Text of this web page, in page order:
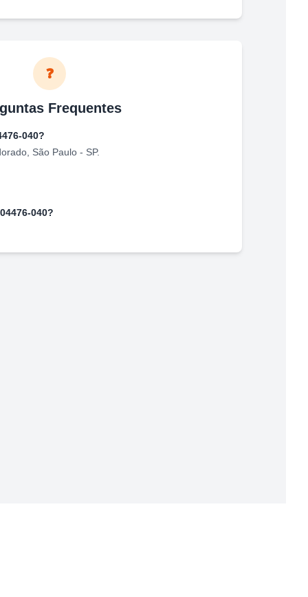
❓
Frequentes
040?
São Paulo - SP.
04476-040?